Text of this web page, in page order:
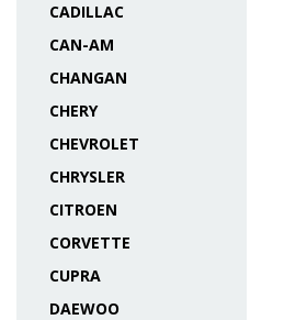
CADILLAC
CAN-AM
CHANGAN
CHERY
CHEVROLET
CHRYSLER
CITROEN
CORVETTE
CUPRA
DAEWOO